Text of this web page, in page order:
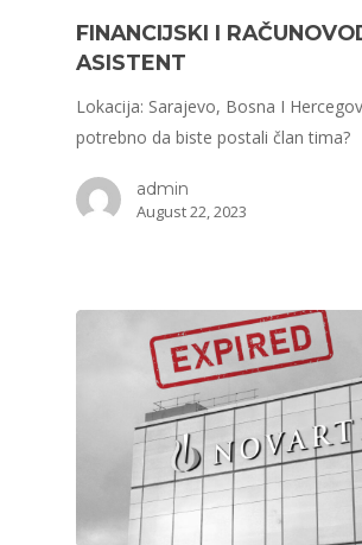
FINANCIJSKI I
ASISTENT
Lokacija: Sarajevo, Bosna I
potrebno da biste postali član
admin
August 22, 2023